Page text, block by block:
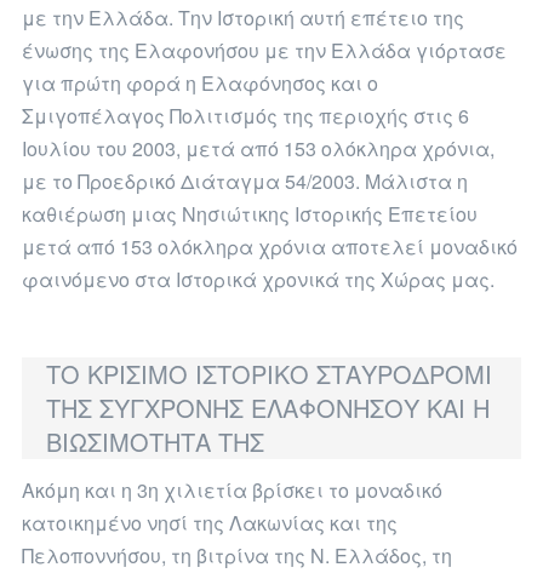
με την Ελλάδα. Την Ιστορική αυτή επέτειο της
ένωσης της Ελαφονήσου με την Ελλάδα γιόρτασε
για πρώτη φορά η Ελαφόνησος και ο
Σμιγοπέλαγος Πολιτισμός της περιοχής στις 6
Ιουλίου του 2003, μετά από 153 ολόκληρα χρόνια,
με το Προεδρικό Διάταγμα 54/2003. Μάλιστα η
καθιέρωση μιας Νησιώτικης Ιστορικής Επετείου
μετά από 153 ολόκληρα χρόνια αποτελεί μοναδικό
φαινόμενο στα Ιστορικά χρονικά της Χώρας μας.
ΤΟ ΚΡΙΣΙΜΟ ΙΣΤΟΡΙΚΟ ΣΤΑΥΡΟΔΡΟΜΙ
ΤΗΣ ΣΥΓΧΡΟΝΗΣ ΕΛΑΦΟΝΗΣΟΥ ΚΑΙ Η
ΒΙΩΣΙΜΟΤΗΤΑ ΤΗΣ
Ακόμη και η 3η χιλιετία βρίσκει το μοναδικό
κατοικημένο νησί της Λακωνίας και της
Πελοποννήσου, τη βιτρίνα της Ν. Ελλάδος, τη